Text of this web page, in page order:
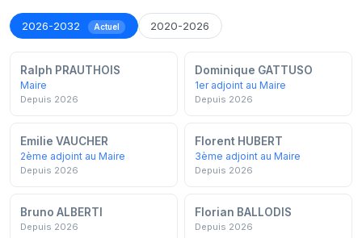
2026-2032 Actuel 2020-2026
Ralph PRAUTHOIS
Maire
Depuis 2026
Dominique GATTUSO
1er adjoint au Maire
Depuis 2026
Emilie VAUCHER
2ème adjoint au Maire
Depuis 2026
Florent HUBERT
3ème adjoint au Maire
Depuis 2026
Bruno ALBERTI
Depuis 2026
Florian BALLODIS
Depuis 2026